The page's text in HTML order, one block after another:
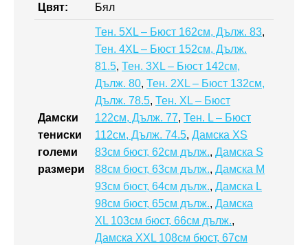
Цвят: Бял
Дамски
тениски
големи
размери
Тен. 5XL – Бюст 162см, Дълж. 83,
Тен. 4XL – Бюст 152см, Дълж.
81.5, Тен. 3XL – Бюст 142см,
Дълж. 80, Тен. 2XL – Бюст 132см,
Дълж. 78.5, Тен. XL – Бюст
122см, Дълж. 77, Тен. L – Бюст
112см, Дълж. 74.5, Дамска XS
83см бюст, 62см дълж., Дамска S
88см бюст, 63см дълж., Дамска M
93см бюст, 64см дълж., Дамска L
98см бюст, 65см дълж., Дамска
XL 103см бюст, 66см дълж.,
Дамска XXL 108см бюст, 67см